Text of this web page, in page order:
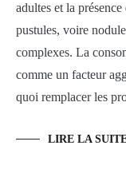
adultes et la
pustules, voire
complexes. La
comme un facteur
quoi remplacer les
LIRE LA